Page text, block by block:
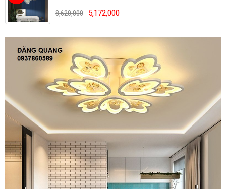
8,620,000 5,172,000